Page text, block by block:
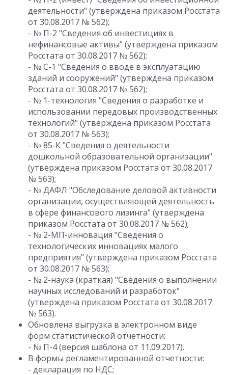
деятельности" (утверждена приказом Росстата
от 30.08.2017 № 562);
- № П-2 "Сведения об инвестициях в
нефинансовые активы" (утверждена приказом
Росстата от 30.08.2017 № 562);
- № С-1 "Сведения о вводе в эксплуатацию
зданий и сооружений" (утверждена приказом
Росстата от 30.08.2017 № 562);
- № 1-технология "Сведения о разработке и
использовании передовых производственных
технологий" (утверждена приказом Росстата
от 30.08.2017 № 563);
- № 85-К "Сведения о деятельности
дошкольной образовательной организации"
(утверждена приказом Росстата от 30.08.2017
№ 563);
- № ДАФЛ "Обследование деловой активности
организации, осуществляющей деятельность
в сфере финансового лизинга" (утверждена
приказом Росстата от 30.08.2017 № 562);
- № 2-МП-инновация "Сведения о
технологических инновациях малого
предприятия" (утверждена приказом Росстата
от 30.08.2017 № 563);
- № 2-наука (краткая) "Сведения о выполнении
научных исследований и разработок"
(утверждена приказом Росстата от 30.08.2017
№ 563).
Обновлена выгрузка в электронном виде
форм статистической отчетности:
- № П-4 (версия шаблона от 11.09.2017).
В формы регламентированной отчетности:
- декларация по НДС;